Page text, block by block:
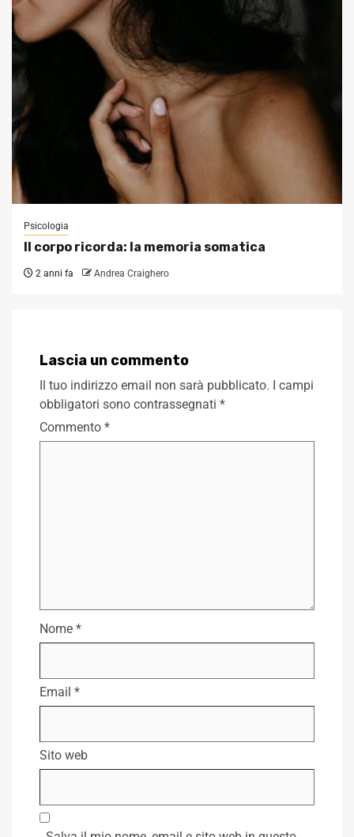
Psicologia
Il corpo ricorda: la memoria somatica
2 anni fa Andrea Craighero
Lascia un commento
Il tuo indirizzo email non sarà pubblicato. I campi
obbligatori sono contrassegnati *
Commento *
Nome *
Email *
Sito web